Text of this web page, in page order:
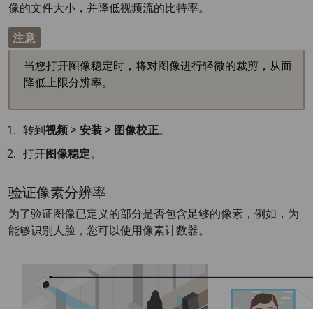
像的文件大小，并降低视频流的比特率。
注意
当您打开图像稳定时，将对图像进行轻微的裁剪，从而
降低上限分辨率。
转到视频 > 安装 > 图像校正。
打开图像稳定。
验证像素分辨率
为了验证图像已定义的部分是否包含足够的像素，例如，为
能够识别人脸，您可以使用像素计数器。